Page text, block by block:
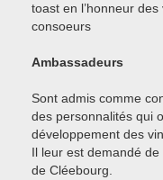
toast en l’honneur
consoeurs
Ambassadeurs
Sont admis comme
des personnalités qui
développement des
Il leur est demandé
de Cléebourg.